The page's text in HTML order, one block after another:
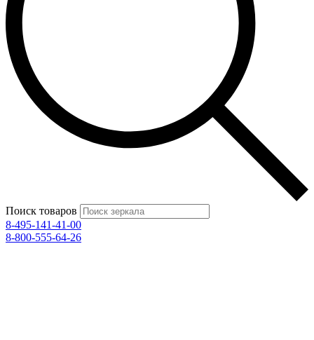
Поиск товаров
8-495-141-41-00
8-800-555-64-26